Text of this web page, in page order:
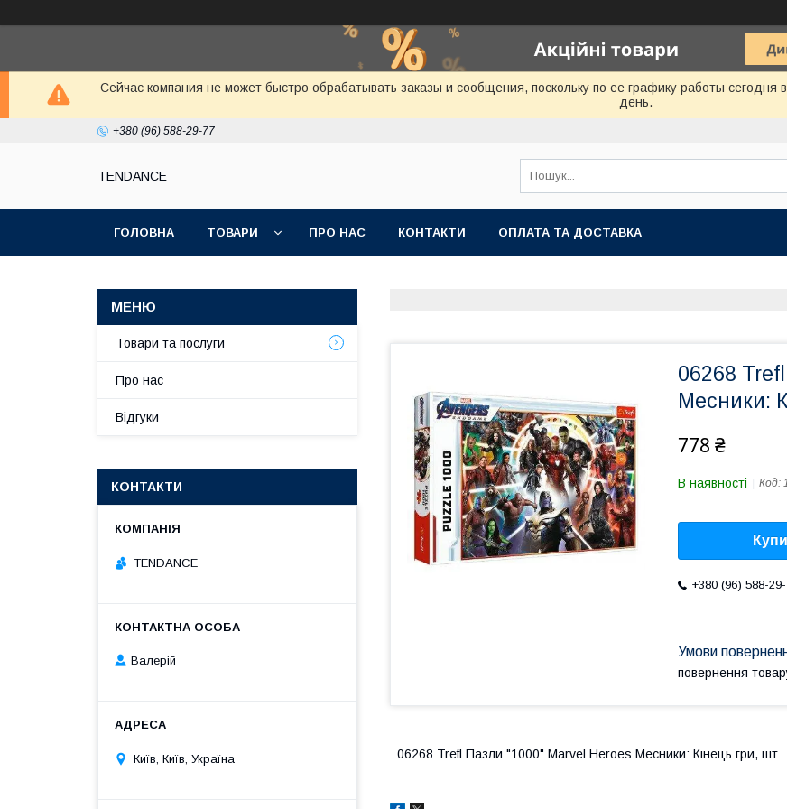
Сейчас компания не может быстро обрабатывать заказы и сообщения, поскольку по ее графику работы
день.
+380 (96) 588-29-77
TENDANCE
ГОЛОВНА ТОВАРИ ПРО НАС КОНТАКТИ ОПЛАТА ТА ДОСТАВКА
06268
Месники:
778 ₴
В наявності Код:
+380 (96) 588-
повернення
06268 Trefl Пазли "1000" Marvel Heroes Месники: Кінець гри, шт
Товари та послуги
Про нас
Відгуки
КОНТАКТИ
TENDANCE
Валерій
Київ, Київ, Україна